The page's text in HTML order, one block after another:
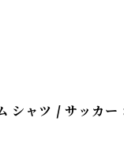
ャツ / サッカー